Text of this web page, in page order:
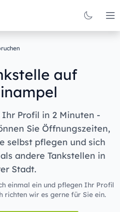
auf
Ihr Profil in 2 Minuten -
Sie Öffnungszeiten,
selbst pflegen und sich
andere Tankstellen in
Stadt.
einmal ein und pflegen Ihr Profil
richten wir es gerne für Sie ein.